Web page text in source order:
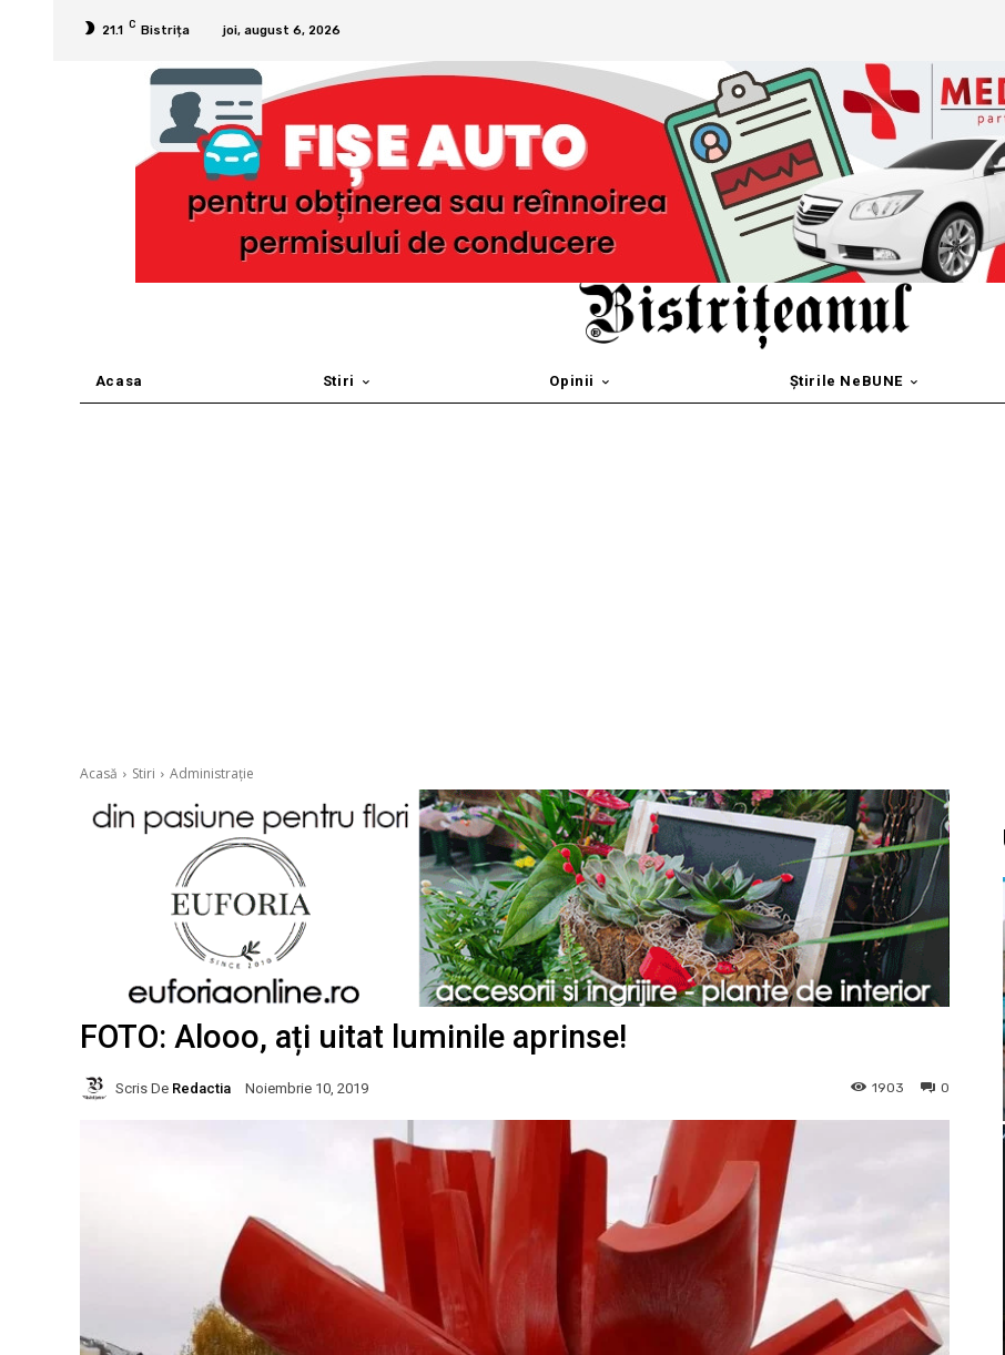
21.1 C Bistrița joi, august 6, 2026
Acasa Stiri Opinii Știrile NeBUNE
Acasă Stiri Administrație
FOTO: Alooo, ați uitat luminile aprinse!
Scris De Redactia Noiembrie 10, 2019 0
1903